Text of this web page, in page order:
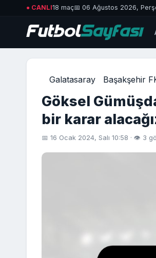
● CANLI18 maç📅 06 Ağustos 2026,
Galatasaray Başakşehir
Göksel
bir karar
📅 16 Ocak 2024, Salı 10:58 · 👁 3